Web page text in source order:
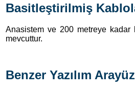
Basitleştirilmiş
Anasistem ve 200 metreye kadar
mevcuttur.
Benzer Yazılım